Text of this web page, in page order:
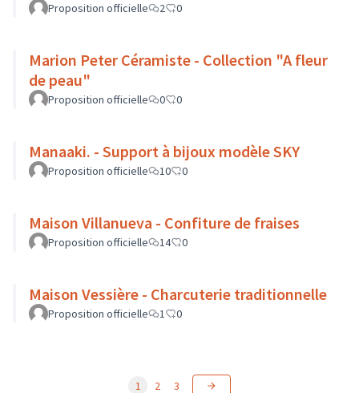
Proposition officielle 2 0
Marion Peter Céramiste - Collection "A fleur
de peau"
Proposition officielle 0 0
Manaaki. - Support à bijoux modèle SKY
Proposition officielle 10 0
Maison Villanueva - Confiture de fraises
Proposition officielle 14 0
Maison Vessière - Charcuterie traditionnelle
Proposition officielle 1 0
1 2 3